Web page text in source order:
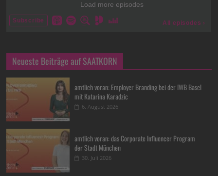
Neueste Beiträge auf SAATKORN
amtlich voran: Employer Branding bei der IWB Basel
mit Katarina Karadzic
6. August 2026
amtlich voran: das Corporate Influencer Program
der Stadt München
30. Juli 2026